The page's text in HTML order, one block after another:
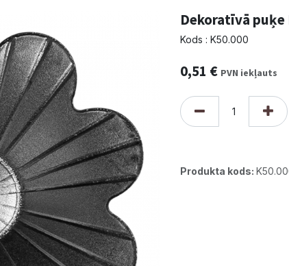
Dekoratīvā puķe
Kods : K50.000
0,51 € PVN iekļauts
Produkta kods: